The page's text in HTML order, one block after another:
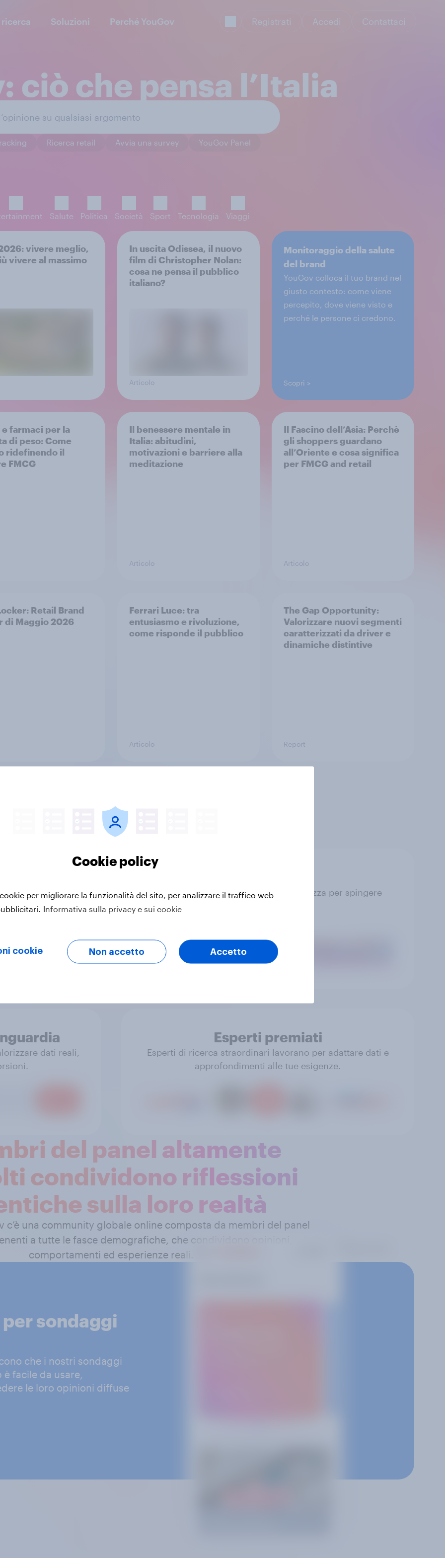
ricerca Soluzioni Perché YouGov Registrati Accedi Contattaci
ciò che pensa l’Italia
Ricerca retail Avvia una survey YouGov Panel
Salute Politica Società Sport Tecnologia Viaggi
vivere meglio,
vivere al massimo
In uscita Odissea, il nuovo
film di Christopher Nolan:
cosa ne pensa il pubblico
italiano?
Articolo
Monitoraggio della salute
del brand
YouGov colloca il tuo brand nel
giusto contesto: come viene
percepito, dove viene visto e
perché le persone ci credono.
Scopri
e farmaci per la
di peso: Come
ridefinendo il
FMCG
Il benessere mentale in
Italia: abitudini,
motivazioni e barriere alla
meditazione
Articolo
Il Fascino dell’Asia: Perchè
gli shoppers guardano
all’Oriente e cosa significa
per FMCG and retail
Articolo
Retail Brand
di Maggio 2026
Ferrari Luce: tra
entusiasmo e rivoluzione,
come risponde il pubblico
Articolo
The Gap Opportunity:
Valorizzare nuovi segmenti
caratterizzati da driver e
dinamiche distintive
Report
una consolidata esperienza in ricerche di mercato e a dati reali
– da persone reali, in tempo reale. Approfondimenti che ti
condividono
opinioni,
Dati reali di cui puoi fidarti con sicurezza per spingere
dati reali,
Esperti premiati
Esperti di ricerca straordinari lavorano per adattare dati e
approfondimenti alle tue esigenze.
del panel altamente
condividono riflessioni
sulla loro realtà
c’è una community globale online composta da membri del panel
a tutte le fasce demografiche, che condividono opinioni,
comportamenti ed esperienze reali.
sondaggi
che i nostri sondaggi
facile da usare,
le loro opinioni diffuse
Cookie policy
per migliorare la funzionalità del sito, per analizzare il traffico web
Informativa sulla privacy e sui cookie
cookie Non accetto Accetto